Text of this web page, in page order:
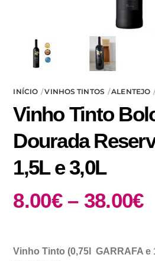
INÍCIO VINHOS TINTOS ALENTEJO
Vinho Tinto
Dourada
1,5L e 3,0L
8.00€ – 38.00€
Vinho Tinto (0,75l GARRAFA e